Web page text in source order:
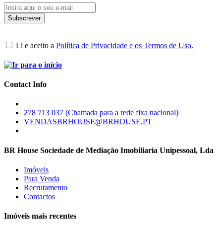
Li e aceito a Política de Privacidade e os Termos de Uso.
Contact Info
278 713 037 (Chamada para a rede fixa nacional)
VENDASBRHOUSE@BRHOUSE.PT
BR House Sociedade de Mediação Imobiliaria Unipessoal, Lda
Imóveis
Para Venda
Recrutamento
Contactos
Imóveis mais recentes